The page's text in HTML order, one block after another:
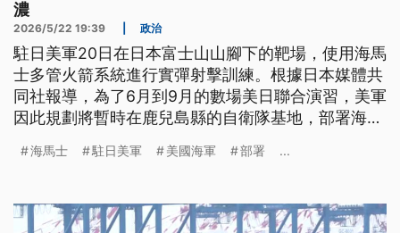
濃
2026/5/22 19:39 政治
駐日美軍20日在日本富士山山腳下的靶場，使用海馬
士多管火箭系統進行實彈射擊訓練。根據日本媒體共
同社報導，為了6月到9月的數場美日聯合演習，美軍
因此規劃將暫時在鹿兒島縣的自衛隊基地，部署海馬
堤豐仍會存放在駐日美軍基地。共同社分析，這代表
中國的意味濃厚。
海馬士 駐日美軍 美國海軍 部署 ...